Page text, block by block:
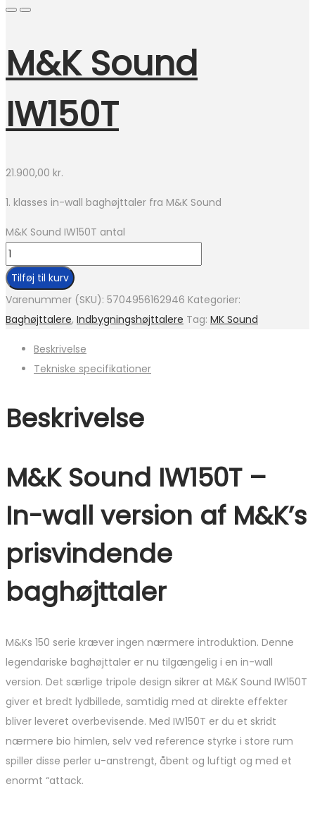
M&K Sound
IW150T
21.900,00 kr.
1. klasses in-wall baghøjttaler fra M&K Sound
M&K Sound IW150T antal
Tilføj til kurv
Varenummer (SKU): 5704956162946 Kategorier:
Baghøjttalere, Indbygningshøjttalere Tag: MK Sound
Beskrivelse
Tekniske specifikationer
Beskrivelse
M&K Sound IW150T –
In-wall version af M&K’s
prisvindende
baghøjttaler
M&Ks 150 serie kræver ingen nærmere introduktion. Denne
legendariske baghøjttaler er nu tilgængelig i en in-wall
version. Det særlige tripole design sikrer at M&K Sound IW150T
giver et bredt lydbillede, samtidig med at direkte effekter
bliver leveret overbevisende. Med IW150T er du et skridt
nærmere bio himlen, selv ved reference styrke i store rum
spiller disse perler u-anstrengt, åbent og luftigt og med et
enormt “attack.